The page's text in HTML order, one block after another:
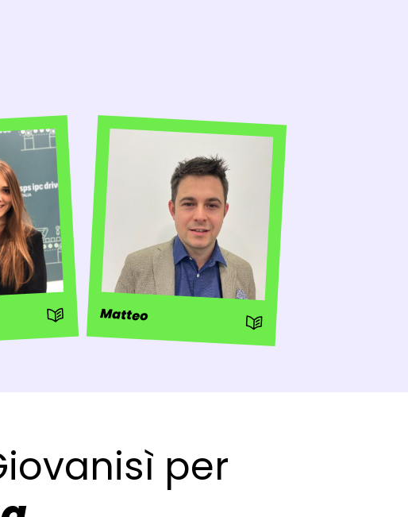
: Storia Matteo : Storia
per